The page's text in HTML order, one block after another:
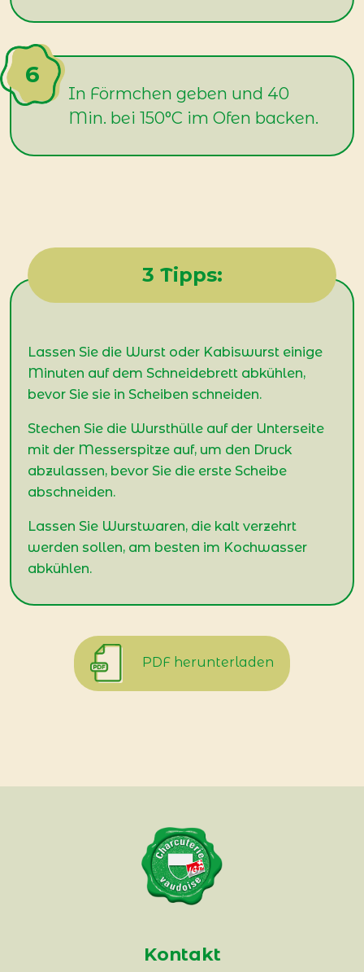
In Förmchen geben und 40
Min. bei 150°C im Ofen backen.
3 Tipps:
Lassen Sie die Wurst oder Kabiswurst einige
Minuten auf dem Schneidebrett abkühlen,
bevor Sie sie in Scheiben schneiden.
Stechen Sie die Wursthülle auf der Unterseite
mit der Messerspitze auf, um den Druck
abzulassen, bevor Sie die erste Scheibe
abschneiden.
Lassen Sie Wurstwaren, die kalt verzehrt
werden sollen, am besten im Kochwasser
abkühlen.
PDF herunterladen
Kontakt